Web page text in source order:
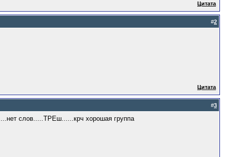
Цитата
#2
Цитата
#3
слов.....ТРЕш......крч хорошая группа